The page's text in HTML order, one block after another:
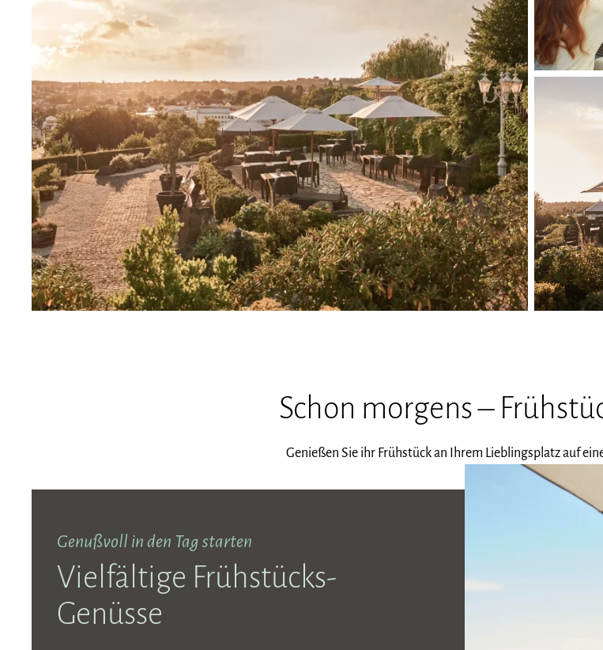
Schon morgens –
Genießen Sie ihr Frühstück an Ihrem Lieblingsplatz auf
Genußvoll in den Tag starten
Vielfältige Frühstücks-
Genüsse